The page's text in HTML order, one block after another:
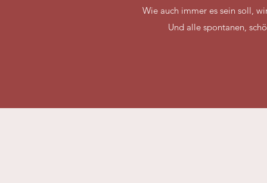
Wie auch immer es sein soll,
Und alle spontanen,